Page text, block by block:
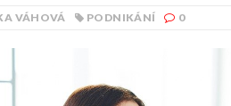
VÁHOVÁ PODNIKÁNÍ 0